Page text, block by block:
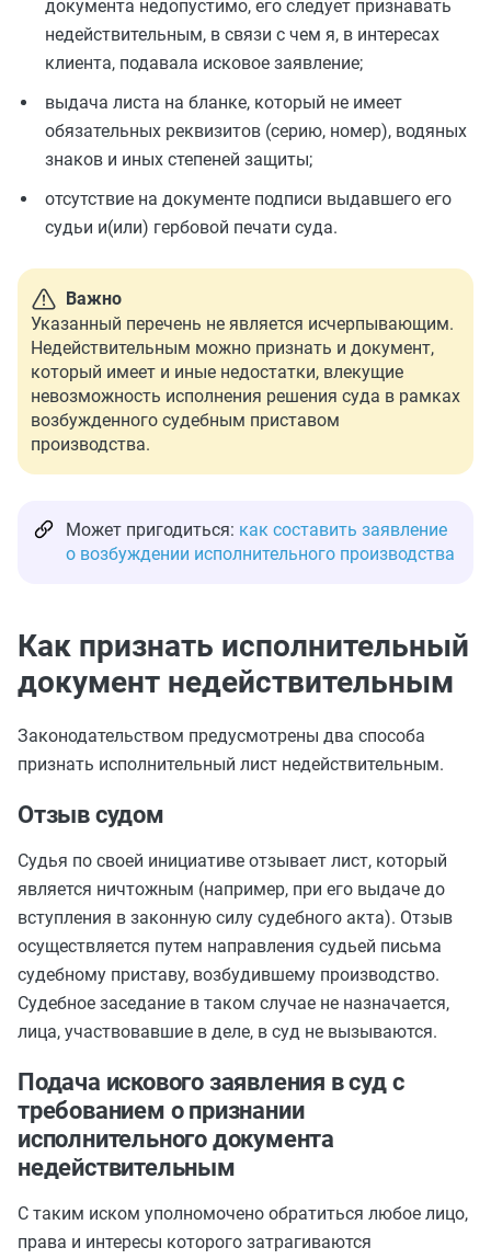
документа недопустимо, его следует признавать
недействительным, в связи с чем я, в интересах
клиента, подавала исковое заявление;
выдача листа на бланке, который не имеет
обязательных реквизитов (серию, номер), водяных
знаков и иных степеней защиты;
отсутствие на документе подписи выдавшего его
судьи и(или) гербовой печати суда.
Важно
Указанный перечень не является исчерпывающим.
Недействительным можно признать и документ,
который имеет и иные недостатки, влекущие
невозможность исполнения решения суда в рамках
возбужденного судебным приставом
производства.
Может пригодиться: как составить заявление
о возбуждении исполнительного производства
Как признать исполнительный
документ недействительным
Законодательством предусмотрены два способа
признать исполнительный лист недействительным.
Отзыв судом
Судья по своей инициативе отзывает лист, который
является ничтожным (например, при его выдаче до
вступления в законную силу судебного акта). Отзыв
осуществляется путем направления судьей письма
судебному приставу, возбудившему производство.
Судебное заседание в таком случае не назначается,
лица, участвовавшие в деле, в суд не вызываются.
Подача искового заявления в суд с
требованием о признании
исполнительного документа
недействительным
С таким иском уполномочено обратиться любое лицо,
права и интересы которого затрагиваются